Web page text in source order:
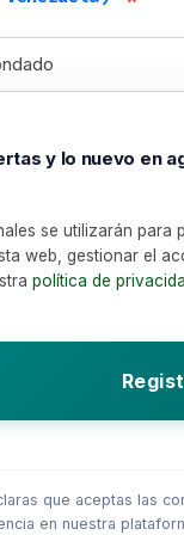
y lo nuevo en
se utilizarán para
web, gestionar el
política de
que aceptas las
en nuestra